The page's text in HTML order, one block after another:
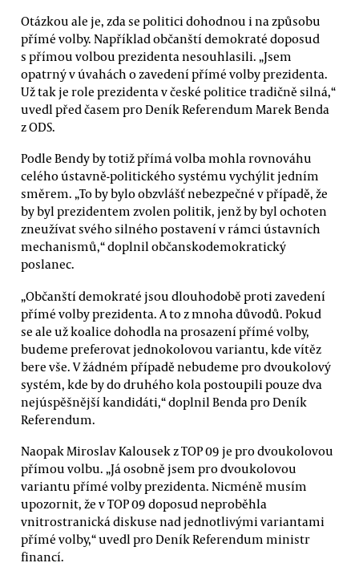
Otázkou ale je, zda se politici dohodnou i na způsobu
přímé volby. Například občanští demokraté doposud
s přímou volbou prezidenta nesouhlasili. „Jsem
opatrný v úvahách o zavedení přímé volby prezidenta.
Už tak je role prezidenta v české politice tradičně silná,“
uvedl před časem pro Deník Referendum Marek Benda
z ODS.
Podle Bendy by totiž přímá volba mohla rovnováhu
celého ústavně-politického systému vychýlit jedním
směrem. „To by bylo obzvlášť nebezpečné v případě, že
by byl prezidentem zvolen politik, jenž by byl ochoten
zneužívat svého silného postavení v rámci ústavních
mechanismů,“ doplnil občanskodemokratický
poslanec.
„Občanští demokraté jsou dlouhodobě proti zavedení
přímé volby prezidenta. A to z mnoha důvodů. Pokud
se ale už koalice dohodla na prosazení přímé volby,
budeme preferovat jednokolovou variantu, kde vítěz
bere vše. V žádném případě nebudeme pro dvoukolový
systém, kde by do druhého kola postoupili pouze dva
nejúspěšnější kandidáti,“ doplnil Benda pro Deník
Referendum.
Naopak Miroslav Kalousek z TOP 09 je pro dvoukolovou
přímou volbu. „Já osobně jsem pro dvoukolovou
variantu přímé volby prezidenta. Nicméně musím
upozornit, že v TOP 09 doposud neproběhla
vnitrostranická diskuse nad jednotlivými variantami
přímé volby,“ uvedl pro Deník Referendum ministr
financí.